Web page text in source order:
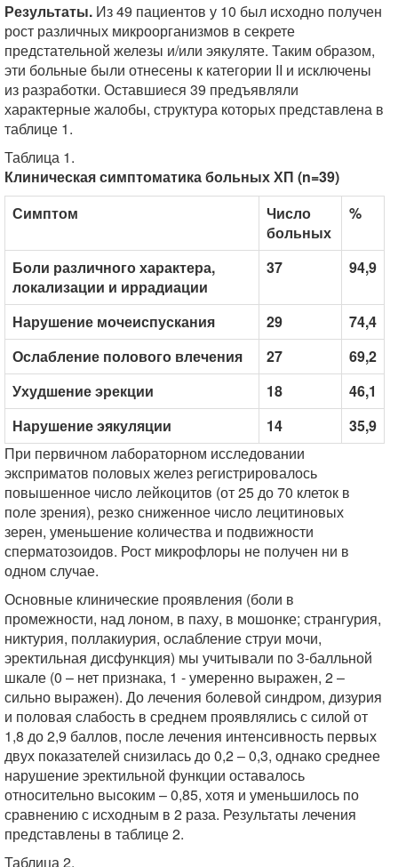
Результаты. Из 49 пациентов у 10 был исходно получен
рост различных микроорганизмов в секрете
предстательной железы и/или эякуляте. Таким образом,
эти больные были отнесены к категории II и исключены
из разработки. Оставшиеся 39 предъявляли
характерные жалобы, структура которых представлена в
таблице 1.
Таблица 1.
Клиническая симптоматика больных ХП (n=39)
Симптом
Число
больных
%
Боли различного характера,
локализации и иррадиации
37 94,9
Нарушение мочеиспускания 29
74,4
Ослабление полового влечения
27
69,2
Ухудшение эрекции
18
46,1
Нарушение эякуляции
14
35,9
При первичном лабораторном исследовании
эксприматов половых желез регистрировалось
повышенное число лейкоцитов (от 25 до 70 клеток в
поле зрения), резко сниженное число лецитиновых
зерен, уменьшение количества и подвижности
сперматозоидов. Рост микрофлоры не получен ни в
одном случае.
Основные клинические проявления (боли в
промежности, над лоном, в паху, в мошонке; странгурия,
никтурия, поллакиурия, ослабление струи мочи,
эректильная дисфункция) мы учитывали по 3-балльной
шкале (0 – нет признака, 1 - умеренно выражен, 2 –
сильно выражен). До лечения болевой синдром, дизурия
и половая слабость в среднем проявлялись с силой от
1,8 до 2,9 баллов, после лечения интенсивность первых
двух показателей снизилась до 0,2 – 0,3, однако среднее
нарушение эректильной функции оставалось
относительно высоким – 0,85, хотя и уменьшилось по
сравнению с исходным в 2 раза. Результаты лечения
представлены в таблице 2.
Таблица 2.